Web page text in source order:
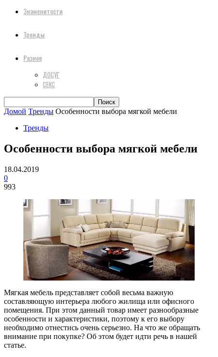
Знаменитости
Тренды
Разное
ДОСУГ
СЕКС
Домой Тренды Особенности выбора мягкой мебели
Тренды
Особенности выбора мягкой мебели
18.04.2019
0
993
Мягкая мебель представляет собой весьма важную
составляющую интерьера любого жилища или офисного
помещения. При этом данный товар имеет разнообразные
особенности и характеристики, поэтому к его выбору
необходимо отнестись очень серьезно. На что же обращать
внимание при покупке? Об этом будет идти речь в нашей
статье.